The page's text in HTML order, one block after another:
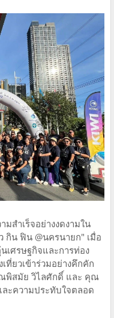
สำเร็จอย่างงดงามใน
กิน ฟิน @นครนายก" เมื่อ
เศรษฐกิจและการท่อง
ที่ยวเข้าร่วมอย่างคึกคัก
พิสมัย วิไลศักดิ์ และ คุณ
ะความประทับใจตลอด